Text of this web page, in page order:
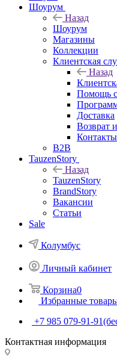
Шоурум
Назад
Шоурум
Магазины
Коллекции
Клиентская
Назад
Помощь с
Доставка
Возврат
Контакты
B2B
TauzenStory
Назад
TauzenStory
BrandStory
Вакансии
Статьи
Sale
Колумбус
Личный кабинет
Корзина0
Избранные
+7 985 079-91-91
Контактная информация